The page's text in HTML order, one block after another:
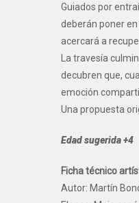
Guiados por
deberán poner
acercará a
La travesía
decubren que,
emoción
Una propuesta
Edad sugerida +4
Ficha técnico
Autor: Martín